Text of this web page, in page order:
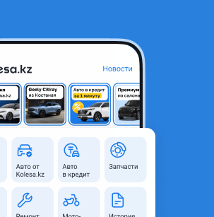
Шымкент, Туркестанская
область
Б/y